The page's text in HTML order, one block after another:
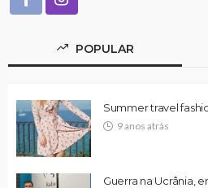
POPULAR
Summer travel
9 anos atrás
Guerra na Ucrânia,